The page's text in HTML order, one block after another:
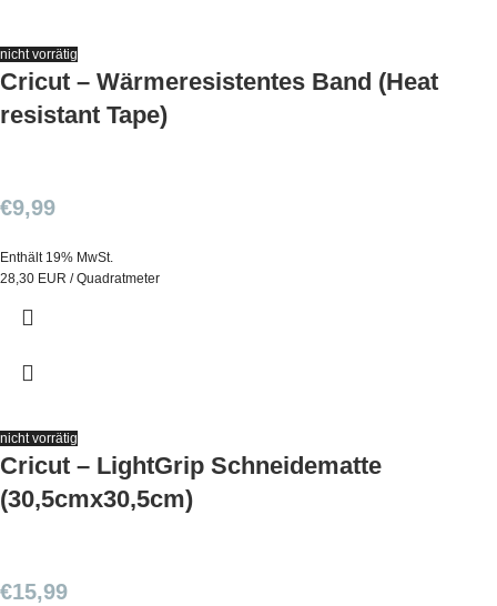
nicht vorrätig
Cricut – Wärmeresistentes Band (Heat
resistant Tape)
€9,99
Enthält 19% MwSt.
28,30 EUR / Quadratmeter
nicht vorrätig
Cricut – LightGrip Schneidematte
(30,5cmx30,5cm)
€15,99